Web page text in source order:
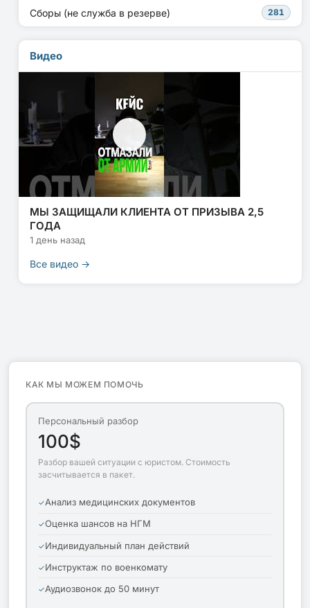
Сборы (не служба в резерве) 281
Видео
МЫ ЗАЩИЩАЛИ КЛИЕНТА ОТ ПРИЗЫВА 2,5
ГОДА
1 день назад
Все видео →
КАК МЫ МОЖЕМ ПОМОЧЬ
Персональный разбор
100$
Разбор вашей ситуации с юристом. Стоимость
засчитывается в пакет.
Анализ медицинских документов
Оценка шансов на НГМ
Индивидуальный план действий
Инструктаж по военкомату
Аудиозвонок до 50 минут